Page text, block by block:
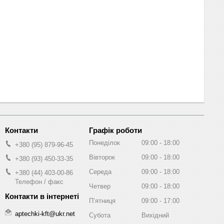
+380 (95) 879-96-45
+380 (93) 450-33-35
+380 (44) 403-00-86
Телефон / факс
aptechki-kft@ukr.net
Графік роботи
Понеділок 09:00
18:00
Вівторок
09:00
18:00
Середа
09:00
18:00
Четвер
09:00
18:00
Пʼятниця
09:00
17:00
Субота
Вихідний